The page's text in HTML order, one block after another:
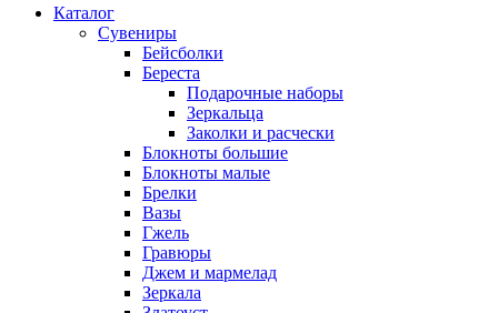
Каталог
Сувениры
Бейсболки
Береста
Подарочные наборы
Зеркальца
Заколки и расчески
Блокноты большие
Блокноты малые
Брелки
Вазы
Гжель
Гравюры
Джем и мармелад
Зеркала